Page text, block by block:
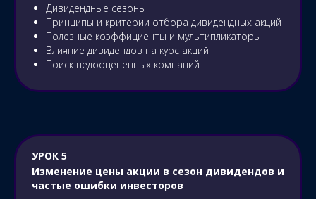
Дивидендные сезоны
Принципы и критерии отбора дивидендных акций
Полезные коэффициенты и мультипликаторы
Влияние дивидендов на курс акций
Поиск недооцененных компаний
УРОК 5
Изменение цены акции в сезон дивидендов и
частые ошибки инвесторов